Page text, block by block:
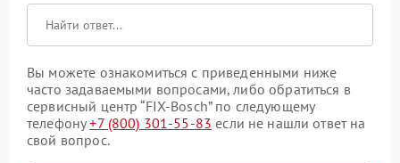
Вы можете ознакомиться с приведенными ниже
часто задаваемыми вопросами, либо обратиться в
сервисный центр “FIX-Bosch” по следующему
телефону+7 (800) 301-55-83 если не нашли ответ на
свой вопрос.